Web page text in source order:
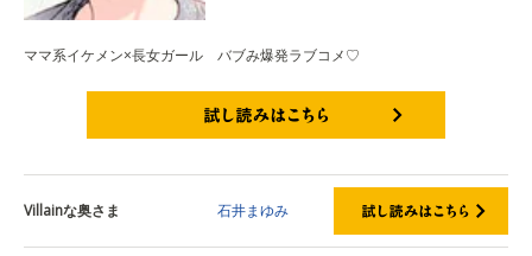
ママ系イケメン×長女ガール バブみ爆発ラブコメ♡
Villainな奥さま 石井まゆみ